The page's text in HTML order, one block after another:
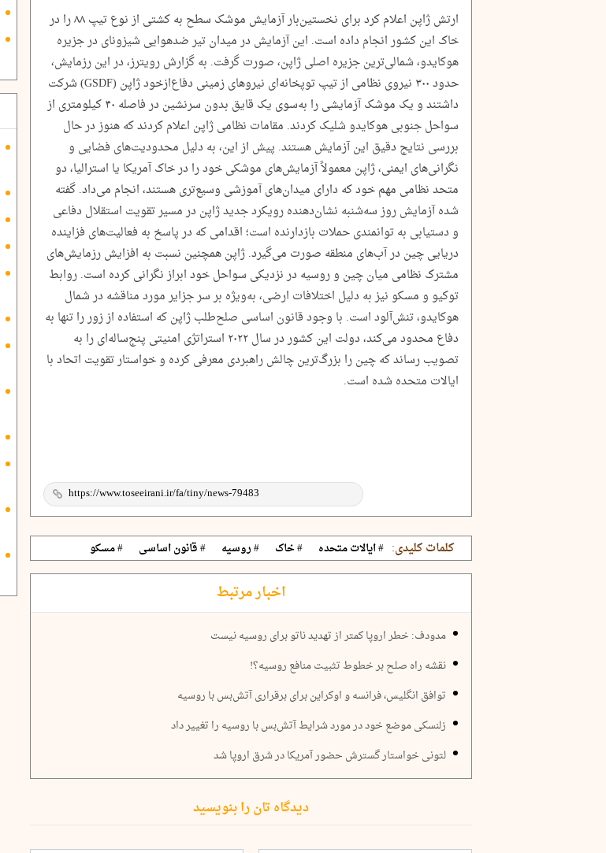
ارتش ژاپن اعلام کرد برای نخستین‌بار آزمایش موشک سطح به کشتی از نوع تیپ ۸۸ را در
خاک این کشور انجام داده است. این آزمایش در میدان تیر ضدهوایی شیزونای در جزیره
هوکایدو، شمالی‌ترین جزیره اصلی ژاپن، صورت گرفت. به گزارش رویترز، در این رزمایش،
حدود ۳۰۰ نیروی نظامی از تیپ توپخانه‌ای نیروهای زمینی دفاع‌ازخود ژاپن (GSDF) شرکت
داشتند و یک موشک آزمایشی را به‌سوی یک قایق بدون سرنشین در فاصله ۴۰ کیلومتری از
سواحل جنوبی هوکایدو شلیک کردند. مقامات نظامی ژاپن اعلام کردند که هنوز در حال
بررسی نتایج دقیق این آزمایش هستند. پیش از این، به دلیل محدودیت‌های فضایی و
نگرانی‌های ایمنی، ژاپن معمولاً آزمایش‌های موشکی خود را در خاک آمریکا یا استرالیا، دو
متحد نظامی مهم خود که دارای میدان‌های آموزشی وسیع‌تری هستند، انجام می‌داد. گفته
شده آزمایش روز سه‌شنبه نشان‌دهنده رویکرد جدید ژاپن در مسیر تقویت استقلال دفاعی
و دستیابی به توانمندی حملات بازدارنده است؛ اقدامی که در پاسخ به فعالیت‌های فزاینده
دریایی چین در آب‌های منطقه صورت می‌گیرد. ژاپن همچنین نسبت به افزایش رزمایش‌های
مشترک نظامی میان چین و روسیه در نزدیکی سواحل خود ابراز نگرانی کرده است. روابط
توکیو و مسکو نیز به دلیل اختلافات ارضی، به‌ویژه بر سر جزایر مورد مناقشه در شمال
هوکایدو، تنش‌آلود است. با وجود قانون اساسی صلح‌طلب ژاپن که استفاده از زور را تنها به
دفاع محدود می‌کند، دولت این کشور در سال ۲۰۲۲ استراتژی امنیتی پنج‌ساله‌ای را به
تصویب رساند که چین را بزرگ‌ترین چالش راهبردی معرفی کرده و خواستار تقویت اتحاد با
ایالات متحده شده است.
کلمات کلیدی: # ایالات متحده # خاک # روسیه # قانون اساسی # مسکو
اخبار مرتبط
مدودف: خطر اروپا کمتر از تهدید ناتو برای روسیه نیست
نقشه راه صلح بر خطوط تثبیت منافع روسیه؟!
توافق انگلیس، فرانسه و اوکراین برای برقراری آتش‌بس با روسیه
زلنسکی موضع خود در مورد شرایط آتش‌بس با روسیه را تغییر داد
لتونی خواستار گسترش حضور آمریکا در شرق اروپا شد
دیدگاه تان را بنویسید